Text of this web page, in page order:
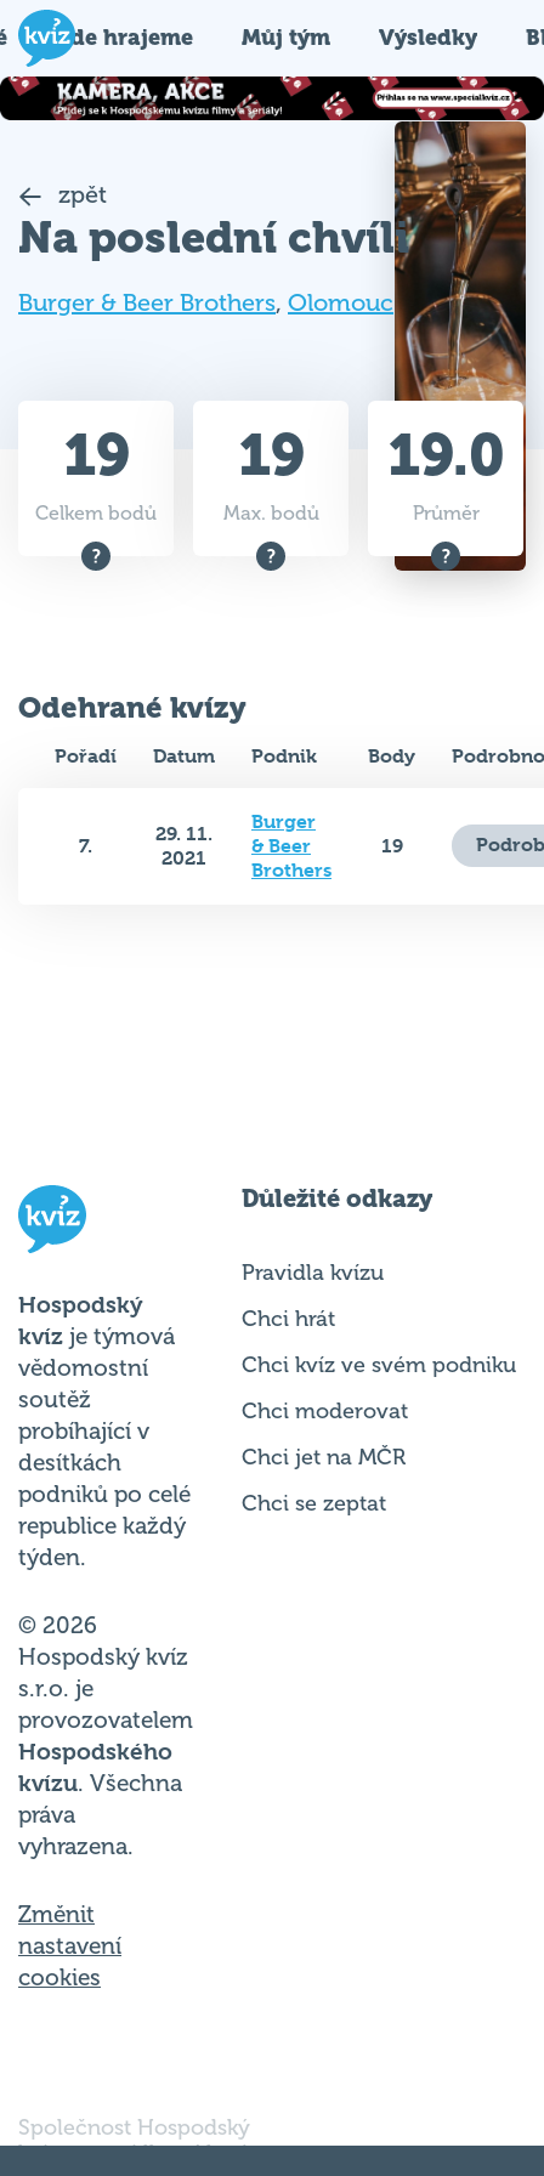
Kde hrajeme Můj tým Výsledky
zpět
Na poslední chvíli
Burger & Beer Brothers, Olomouc
19
Celkem bodů
19
Max. bodů
19.0
Průměr
Odehrané kvízy
Pořadí Datum Podnik Body
7.
29. 11.
2021
Burger
& Beer
Brothers
19
Hospodský
kvíz je týmová
vědomostní
soutěž
probíhající v
desítkách
podniků po celé
republice každý
týden.
© 2026
Hospodský kvíz
s.r.o. je
provozovatelem
Hospodského
kvízu. Všechna
práva
vyhrazena.
Změnit
nastavení
cookies
Důležité odkazy
Pravidla kvízu
Chci hrát
Chci kvíz ve svém podniku
Chci moderovat
Chci jet na MČR
Chci se zeptat
Společnost Hospodský
kvíz s.r.o., sídlem Nové